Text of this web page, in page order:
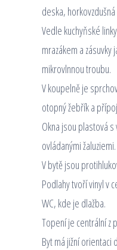
deska,
Vedle kuchyňské
mrazákem a
mikrovlnnou troubu.
V koupelně je
otopný žebřík a
Okna jsou plastová
ovládanými žaluziemi.
V bytě jsou
Podlahy tvoří vinyl v
WC, kde je dlažba.
Topení je centrální z
Byt má jižní